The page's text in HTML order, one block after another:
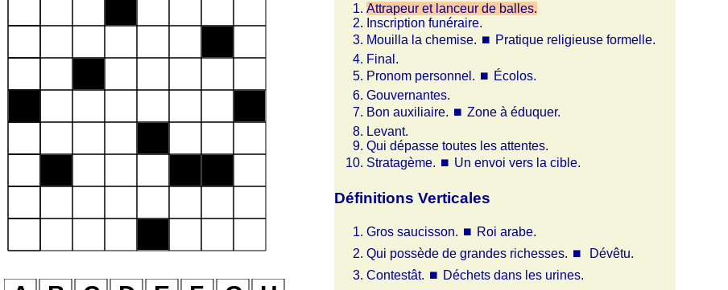
Attrapeur et lanceur de balles.
Inscription funéraire.
Mouilla la chemise. ⏹ Pratique religieuse formelle.
Final.
Pronom personnel. ⏹ Écolos.
Gouvernantes.
Bon auxiliaire. ⏹ Zone à éduquer.
Levant.
Qui dépasse toutes les attentes.
Stratagème. ⏹ Un envoi vers la cible.
Définitions Verticales
Gros saucisson. ⏹ Roi arabe.
Qui possède de grandes richesses. ⏹
Dévêtu.
Contestât. ⏹ Déchets dans les urines.